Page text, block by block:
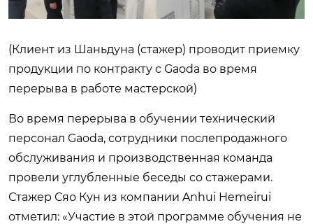
(Клиент из Шаньдуна (стажер) проводит приемку
продукции по контракту с Gaoda во время
перерыва в работе мастерской)
Во время перерыва в обучении технический
персонал Gaoda, сотрудники послепродажного
обслуживания и производственная команда
провели углубленные беседы со стажерами.
Стажер Сяо Кун из компании Anhui Hemeirui
отметил: «Участие в этой программе обучения не